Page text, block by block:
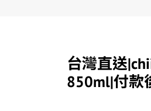
台灣直送
850ml|付款